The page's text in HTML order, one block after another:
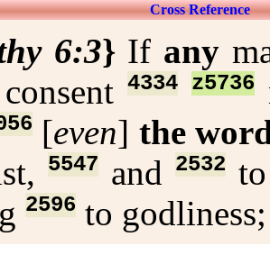
Cross Reference
6:3}If any
consent 4334 z5736
[even] the
5547 and 2532
2596 to